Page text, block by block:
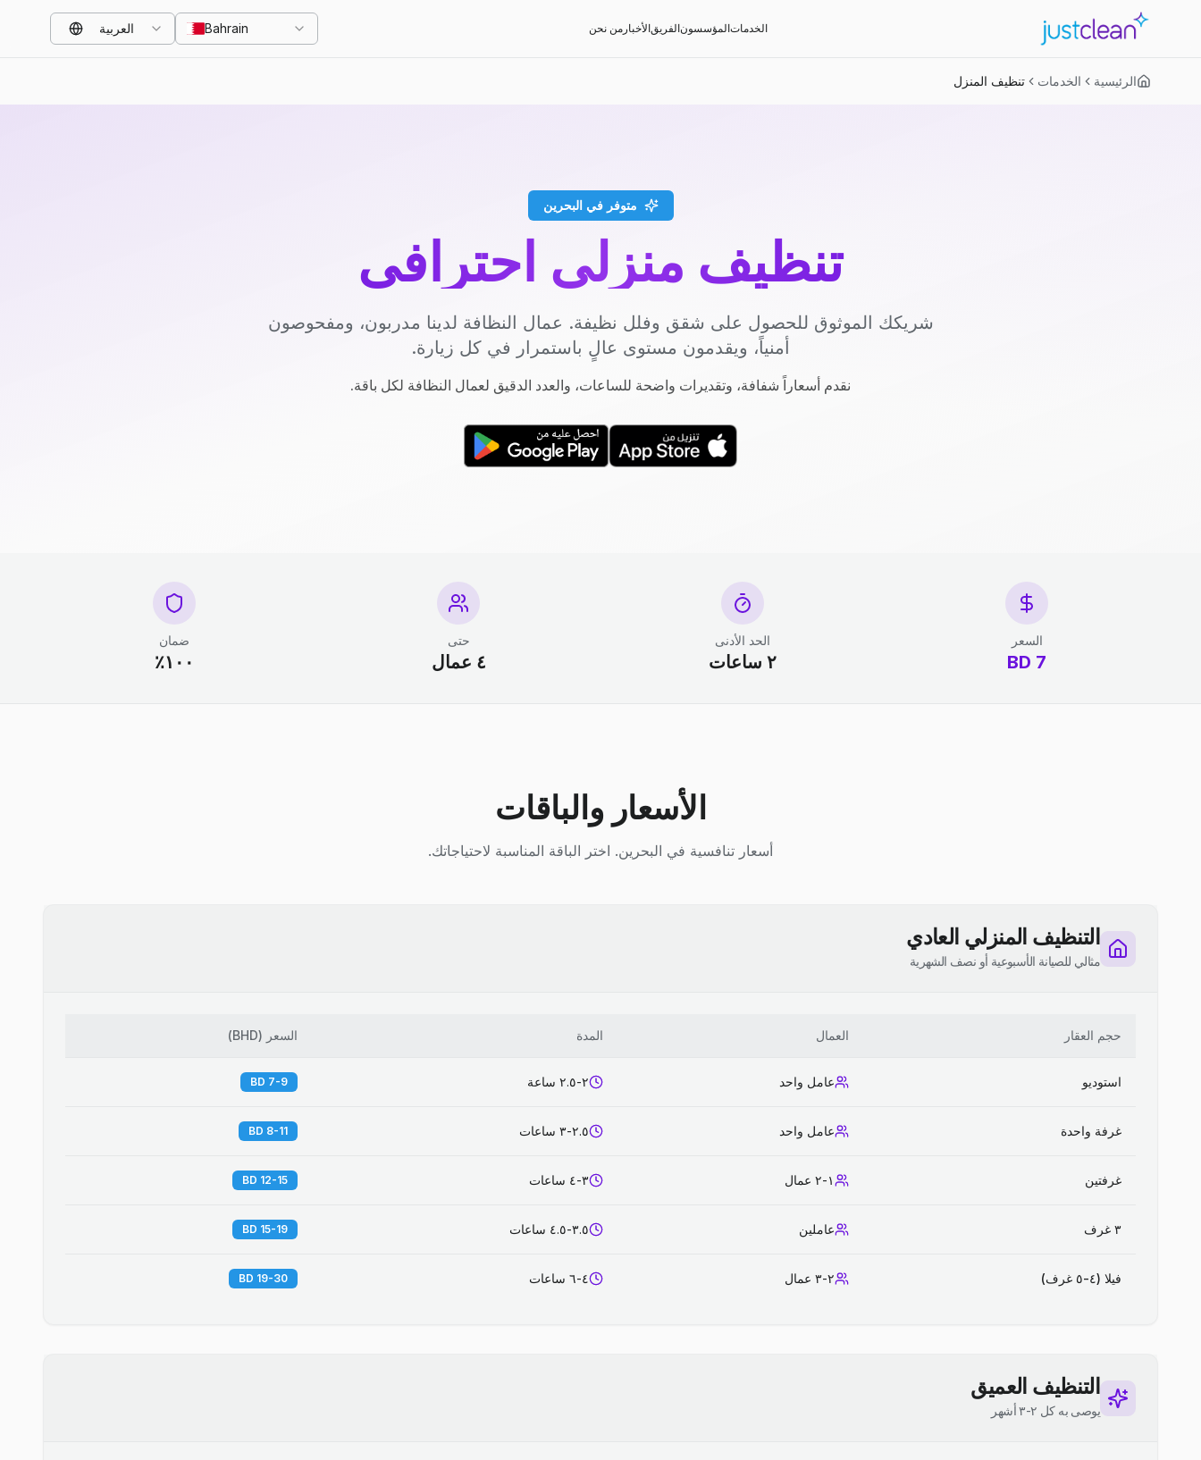
الخدماتالمؤسسونالفريقالأخبار من نحن Bahrain العربية
الرئيسية الخدمات تنظيف المنزل
متوفر في البحرين
تنظيف منزلي احترافي
شريكك الموثوق للحصول على شقق وفلل نظيفة. عمال النظافة لدينا مدربون، ومفحوصون
أمنياً، ويقدمون مستوى عالٍ باستمرار في كل زيارة.
نقدم أسعاراً شفافة، وتقديرات واضحة للساعات، والعدد الدقيق لعمال النظافة لكل باقة.
السعر
7 BD
الحد الأدنى
٢ ساعات
حتى
٤ عمال
ضمان
١٠٠٪
الأسعار والباقات
أسعار تنافسية في البحرين. اختر الباقة المناسبة لاحتياجاتك.
التنظيف المنزلي العادي
مثالي للصيانة الأسبوعية أو نصف الشهرية
حجم العقار العمال المدة السعر (
BHD
)
استوديو عامل واحد ٢-٢.٥ ساعة 7-9 BD
غرفة واحدة عامل واحد ٢.٥-٣ ساعات 8-11 BD
غرفتين ١-٢ عمال ٣-٤ ساعات 12-15 BD
٣ غرف عاملين ٣.٥-٤.٥ ساعات 15-19 BD
فيلا (٤-٥ غرف) ٢-٣ عمال ٤-٦ ساعات 19-30 BD
التنظيف العميق
يوصى به كل ٢-٣ أشهر